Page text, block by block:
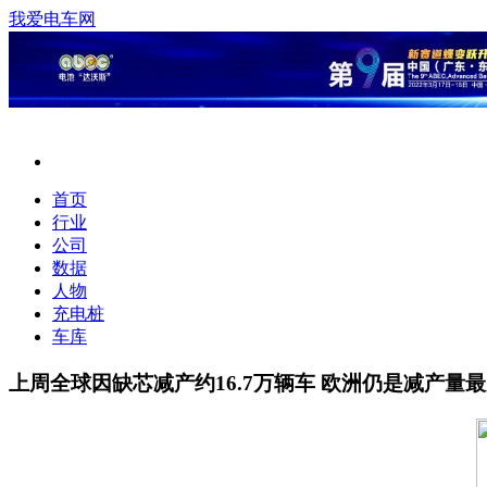
我爱电车网
首页
行业
公司
数据
人物
充电桩
车库
上周全球因缺芯减产约16.7万辆车 欧洲仍是减产量